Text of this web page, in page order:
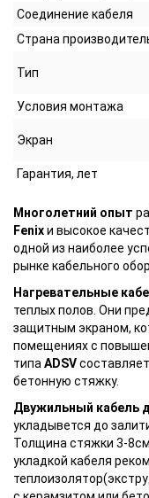
Соединение кабеля
Страна
Тип
Условия монтажа
Экран
Гарантия, лет
Многолетний опыт
Fenixи высокое
одной из наиболее
рынке кабельного
Нагревательные
теплых полов. Они
защитным экраном,
помещениях с
типаADSV
бетонную стяжку.
Двужильный кабель
укладывется до
Толщина стяжки 3-
укладкой кабеля